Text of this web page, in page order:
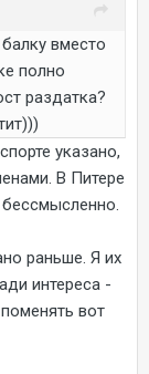
вместо
полно
раздатка?
указано,
В Питере
раньше. Я их
интереса -
вот